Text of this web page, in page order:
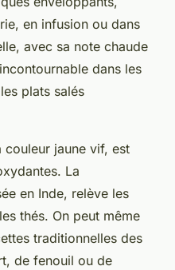
en infusion ou dans
avec sa note chaude
dans les
plats salés
couleur jaune vif, est
La
en Inde, relève les
thés. On peut même
traditionnelles des
de fenouil ou de